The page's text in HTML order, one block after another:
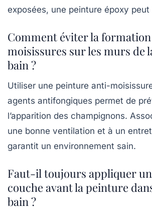
exposées, une peinture époxy
Comment éviter la
moisissures sur les murs de
bain ?
Utiliser une peinture anti-
agents antifongiques permet de
l’apparition des champignons.
une bonne ventilation et à un
garantit un environnement sain.
Faut-il toujours appliquer
couche avant la peinture
bain ?